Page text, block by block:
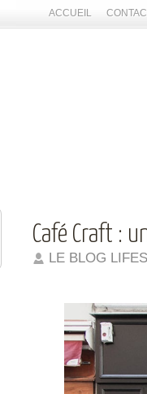
ACCUEIL
Café Craft :
LE BLOG